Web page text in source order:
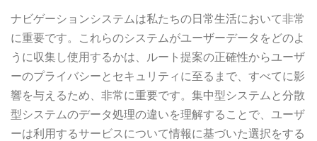
ナビゲーションシステムは私たちの日常生活において非常
に重要です。これらのシステムがユーザーデータをどのよ
うに収集し使用するかは、ルート提案の正確性からユーザ
ーのプライバシーとセキュリティに至るまで、すべてに影
響を与えるため、非常に重要です。集中型システムと分散
型システムのデータ処理の違いを理解することで、ユーザ
ーは利用するサービスについて情報に基づいた選択をする